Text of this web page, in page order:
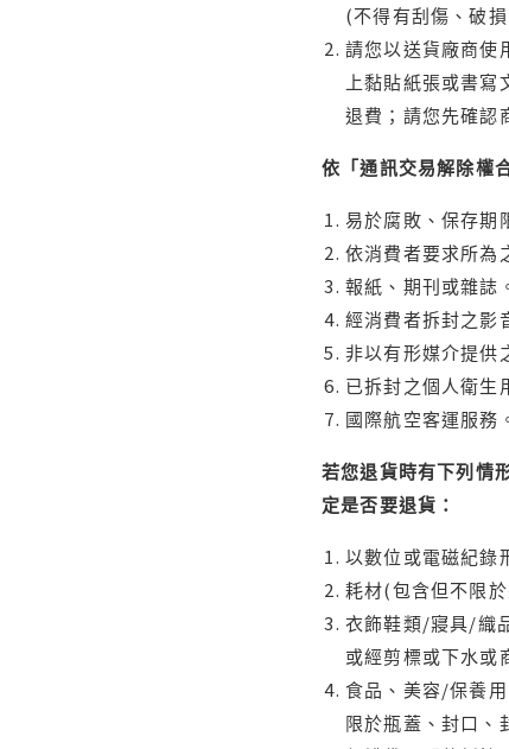
(不得有刮傷、破
請您以送貨廠商使
上黏貼紙張或書
退費；請您先確認
依「通訊交易解除權
易於腐敗、保存期
依消費者要求所為
報紙、期刊或雜誌
經消費者拆封之影
非以有形媒介提供
已拆封之個人衛生
國際航空客運服務
若您退貨時有下列情
定是否要退貨：
以數位或電磁紀錄
耗材(包含但不限
衣飾鞋類/寢具/織
或經剪標或下水或
食品、美容/保養
限於瓶蓋、封口、